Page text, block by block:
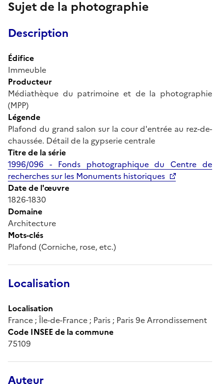
Sujet de la photographie
Description
Édifice
Immeuble
Producteur
Médiathèque du patrimoine et de la photographie
(MPP)
Légende
Plafond du grand salon sur la cour d'entrée au rez-de-
chaussée. Détail de la gypserie centrale
Titre de la série
1996/096 - Fonds photographique du Centre de
recherches sur les Monuments historiques
Date de l'œuvre
1826-1830
Domaine
Architecture
Mots-clés
Plafond (Corniche, rose, etc.)
Localisation
Localisation
France ; Île-de-France ; Paris ; Paris 9e Arrondissement
Code INSEE de la commune
75109
Auteur